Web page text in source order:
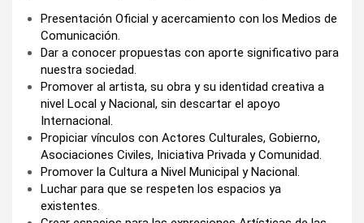
Presentación Oficial y acercamiento con los Medios de
Comunicación.
Dar a conocer propuestas con aporte significativo para
nuestra sociedad.
Promover al artista, su obra y su identidad creativa a
nivel Local y Nacional, sin descartar el apoyo
Internacional.
Propiciar vínculos con Actores Culturales, Gobierno,
Asociaciones Civiles, Iniciativa Privada y Comunidad.
Promover la Cultura a Nivel Municipal y Nacional.
Luchar para que se respeten los espacios ya
existentes.